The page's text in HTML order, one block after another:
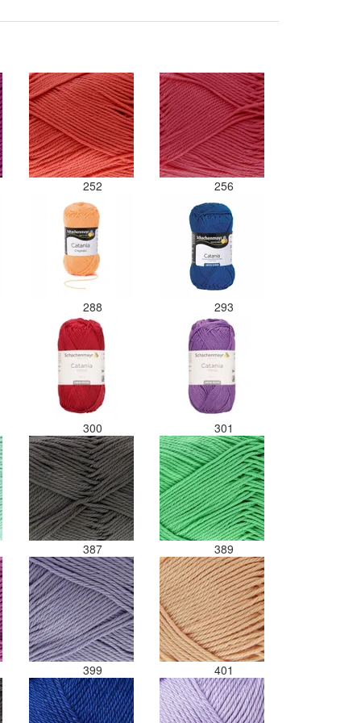
kleuren apart in te pakken
een sticker welke kleur het is?
Desondanks zou ik deze shop
zeker wel aanbevelen wat
de viltwol. Goede prijs/
verhouding.
252 256
288 293
300 301
387 389
399 401